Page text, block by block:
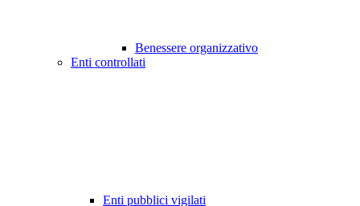
Benessere organizzativo
Enti controllati
Enti pubblici vigilati